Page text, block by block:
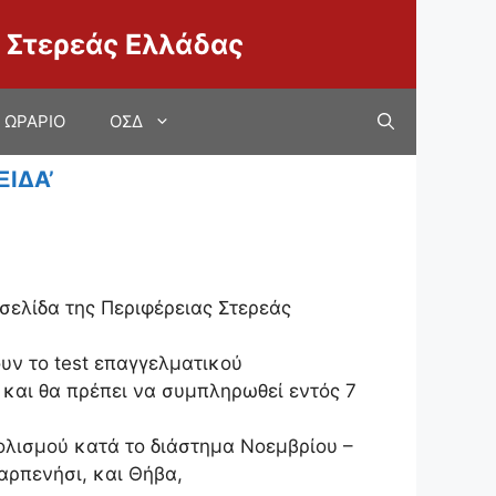
Ελλάδας
ΩΡΑΡΙΟ ΟΣΔ
της Περιφέρειας Στερεάς
το test επαγγελματικού
θα πρέπει να συμπληρωθεί εντός 7
κατά το διάστημα Νοεμβρίου –
και Θήβα,